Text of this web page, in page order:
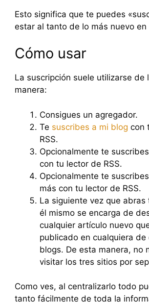
Esto significa que te puedes
estar al tanto de lo más nuevo en
Cómo usar
La suscripción suele utilizarse de
manera:
Consigues un agregador.
Te suscribes a mi blog con
RSS.
Opcionalmente te
con tu lector de RSS.
Opcionalmente te
más con tu lector de RSS.
La siguiente vez que abras
él mismo se encarga de
cualquier artículo nuevo
publicado en cualquiera de
blogs. De esta manera, no
visitar los tres sitios por
Como ves, al centralizarlo todo
tanto fácilmente de toda la